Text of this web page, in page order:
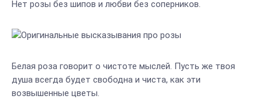
Нет розы без шипов и любви без соперников.
Белая роза говорит о чистоте мыслей. Пусть же твоя
душа всегда будет свободна и чиста, как эти
возвышенные цветы.